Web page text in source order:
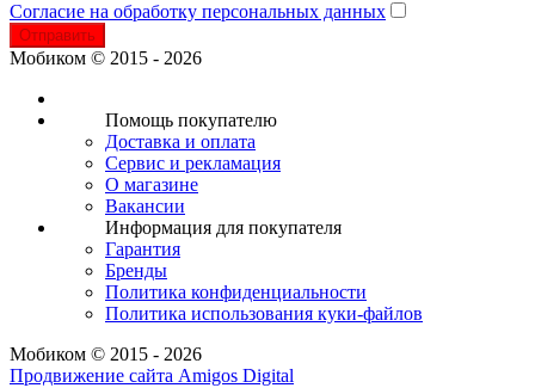
Согласие на обработку персональных данных
Отправить
Мобиком © 2015 - 2026
Помощь покупателю
Доставка и оплата
Сервис и рекламация
О магазине
Вакансии
Информация для покупателя
Гарантия
Бренды
Политика конфиденциальности
Политика использования куки-файлов
Мобиком © 2015 - 2026
Продвижение сайта Amigos Digital